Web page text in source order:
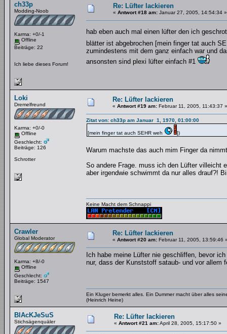
ch33p
Modding-Noob
Karma: +0/-1
Offline
Beiträge: 22
Ich liebe dieses Forum!
Re: Lüfter lackieren
« Antwort #18 am: Januar 27, 2005, 14:54:34 »
hab eben auch mal einen lüfter den ich
blätter ist abgebrochen [mein finger tat auch
zumindestens mit dem ganz einfach war und
ansonsten sind plexi lüfter einfach #1
Loki
Dremelfreund
Karma: +0/-0
Offline
Geschlecht:
Beiträge: 126
Schrotter
Re: Lüfter lackieren
« Antwort #19 am: Februar 11, 2005, 11:43:37 »
Zitat von: ch33p am Januar 1, 1970, 01:00:00
[mein finger tat auch SEHR weh ])
Warum machste das auch mim Finger da
So andere Frage. muss ich den Lüfter villeicht
aber irgendwie schwimmt da nur alles drauf?!
Keine Macht dem Schnappi
Crawler
Global Moderator
Karma: +8/-0
Offline
Geschlecht:
Beiträge: 1547
Re: Lüfter lackieren
« Antwort #20 am: Februar 11, 2005, 13:59:46
Ich habe meine Lüfter nie geschliffen, bevor
nur, dass der Kunststoff sataub- und vor
Ein Kluger bemerkt alles. Ein Dummer macht über alles
(Heinrich Heine)
BlAcKJeSuS
Stichsägenquäler
Re: Lüfter lackieren
« Antwort #21 am:April 28, 2005, 15:17:50 »